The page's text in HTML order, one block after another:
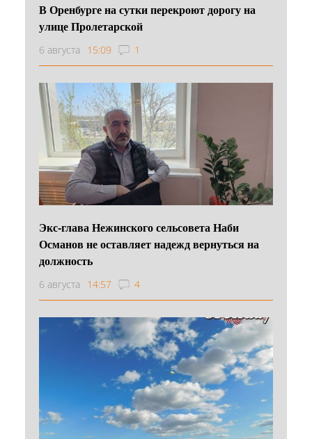
В Оренбурге на сутки перекроют дорогу на
улице Пролетарской
6 августа 15:09 1
Экс-глава Нежинского сельсовета Наби
Османов не оставляет надежд вернуться на
должность
6 августа 14:57 4